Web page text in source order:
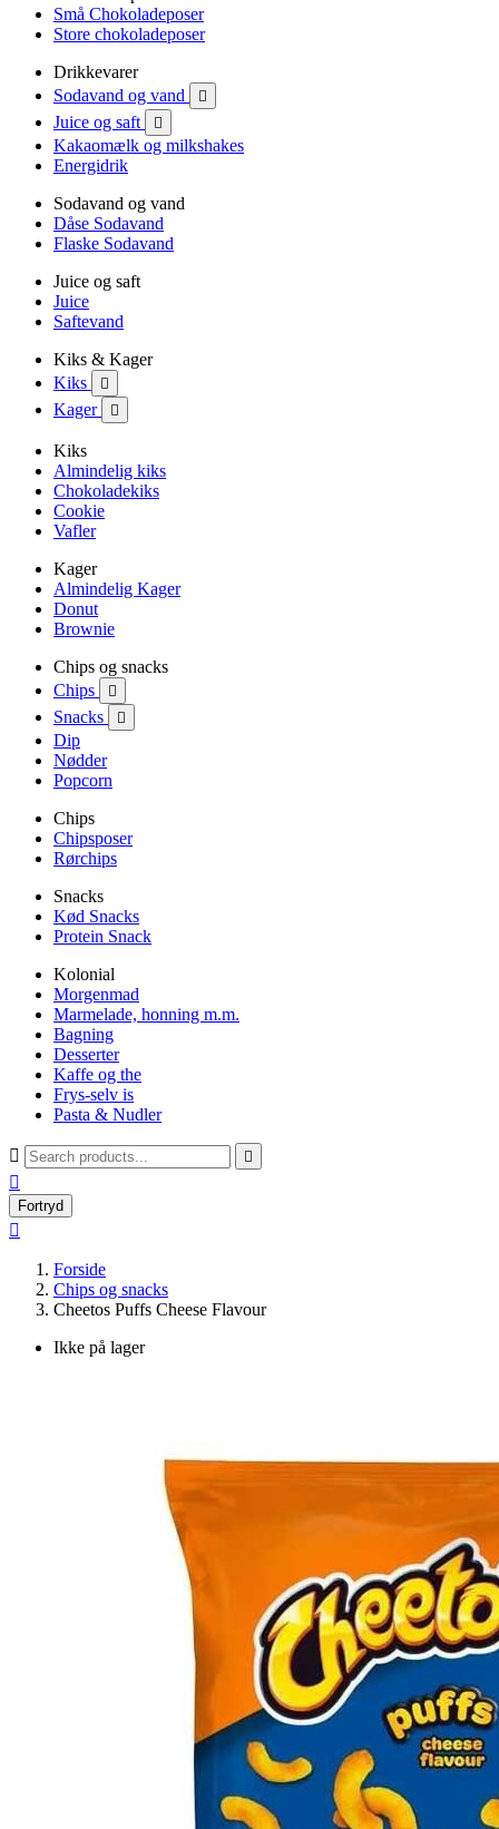
Små Chokoladeposer
Store chokoladeposer
Drikkevarer
Sodavand og vand

Juice og saft 
Kakaomælk og milkshakes
Energidrik
Sodavand og vand
Dåse Sodavand
Flaske Sodavand
Juice og saft
Juice
Saftevand
Kiks & Kager
Kiks

Kager 
Kiks
Almindelig kiks
Chokoladekiks
Cookie
Vafler
Kager
Almindelig Kager
Donut
Brownie
Chips og snacks
Chips

Snacks 
Dip
Nødder
Popcorn
Chips
Chipsposer
Rørchips
Snacks
Kød Snacks
Protein Snack
Kolonial
Morgenmad
Marmelade, honning m.m.
Bagning
Desserter
Kaffe og the
Frys-selv is
Pasta & Nudler
 

Fortryd

Forside
Chips og snacks
Cheetos Puffs Cheese Flavour
Ikke på lager